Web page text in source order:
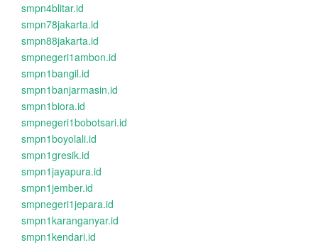
smpn4blitar.id
smpn78jakarta.id
smpn88jakarta.id
smpnegeri1ambon.id
smpn1bangil.id
smpn1banjarmasin.id
smpn1biora.id
smpnegeri1bobotsari.id
smpn1boyolali.id
smpn1gresik.id
smpn1jayapura.id
smpn1jember.id
smpnegeri1jepara.id
smpn1karanganyar.id
smpn1kendari.id